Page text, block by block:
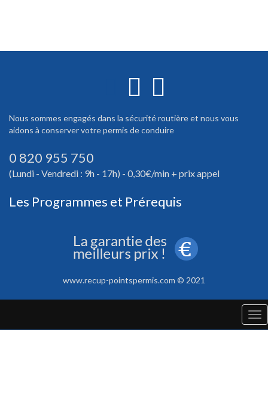
Nous sommes engagés dans la sécurité routière et nous vous
aidons à conserver votre permis de conduire
0 820 955 750
(Lundi - Vendredi : 9h - 17h) - 0,30€/min + prix appel
Les Programmes et Prérequis
www.recup-pointspermis.com © 2021